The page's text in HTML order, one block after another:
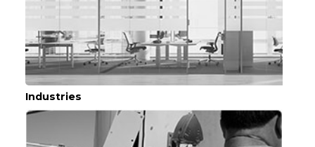
Industries